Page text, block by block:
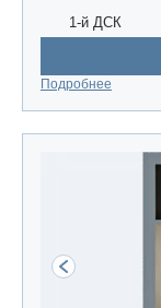
1-й ДСК
Подробнее